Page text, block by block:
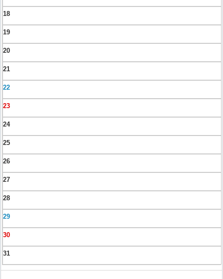
18
19
20
21
22
23
24
25
26
27
28
29
30
31